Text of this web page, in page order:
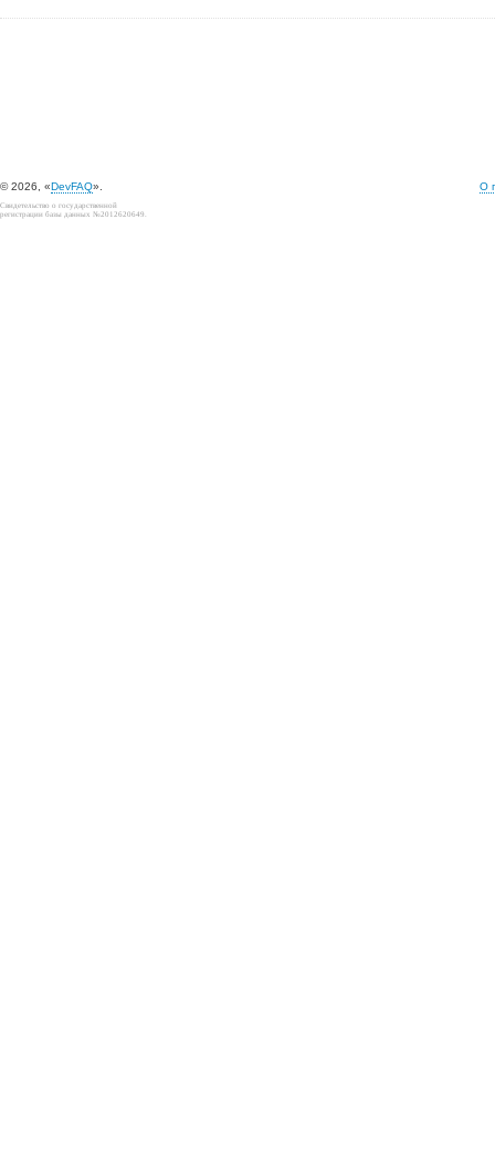
© 2026, «DevFAQ». О
Свидетельство о государственной
регистрации базы данных №2012620649.